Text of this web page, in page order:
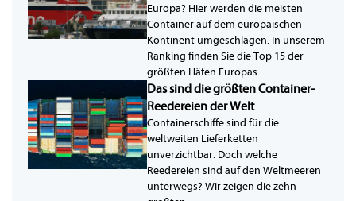
Europa? Hier werden die meisten
Container auf dem europäischen
Kontinent umgeschlagen. In unserem
Ranking finden Sie die Top 15 der
größten Häfen Europas.
Das sind die größten Container-
Reedereien der Welt
Containerschiffe sind für die
weltweiten Lieferketten
unverzichtbar. Doch welche
Reedereien sind auf den Weltmeeren
unterwegs? Wir zeigen die zehn